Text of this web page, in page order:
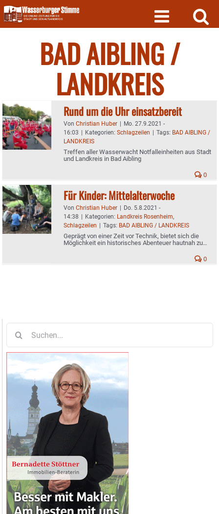
Skip
to
content
BAD AIBLING /
LANDKREIS
Rund um die Uhr einsatzbereit
Von Christian Huber | Mo. 27.9.2021 -
16:03 | Kategorien: Schlagzeilen | Tags: BAD AIBLING /
LANDKREIS
Treffen aller Wasserwacht Notfalleinheiten aus Stadt
und Landkreis in Bad Aibling
0
Für Kinder: Mittelalterwoche
Von Christian Huber | Do. 5.8.2021 -
14:38 | Kategorien: Landkreis Rosenheim,
Schlagzeilen | Tags: BAD AIBLING / LANDKREIS
Geprägt von einer Zeit vor Technik, bietet sich die
Möglichkeit ein historisches Abenteuer hautnah zu
0
nach: